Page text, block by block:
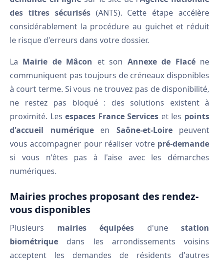
des titres sécurisés(ANTS). Cette étape accélère
considérablement la procédure au guichet et réduit
le risque d'erreurs dans votre dossier.
La Mairie de Mâcon et son Annexe de Flacéne
communiquent pas toujours de créneaux disponibles
à court terme. Si vous ne trouvez pas de disponibilité,
ne restez pas bloqué : des solutions existent à
proximité. Lesespaces France Services et les points
d'accueil numériqueen Saône-et-Loirepeuvent
vous accompagner pour réaliser votre pré-demande
si vous n'êtes pas à l'aise avec les démarches
numériques.
Mairies proches proposant des rendez-
vous disponibles
Plusieurs mairies équipées d'une station
biométrique dans les arrondissements voisins
acceptent les demandes de résidents d'autres